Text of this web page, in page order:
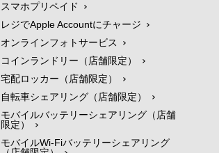
スマホプリペイド
レジでApple Accountにチャージ
オンラインフォトサービス
コインランドリー（店舗限定）
宅配ロッカー（店舗限定）
自転車シェアリング（店舗限定）
モバイルバッテリーシェアリング（店舗
限定）
モバイルWi-Fiバッテリーシェアリング